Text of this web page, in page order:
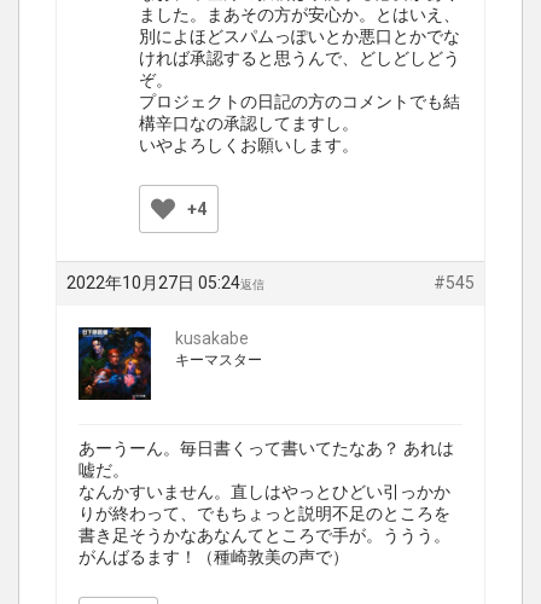
ました。まあその方が安心か。とはいえ、
別によほどスパムっぽいとか悪口とかでな
ければ承認すると思うんで、どしどしどう
ぞ。
プロジェクトの日記の方のコメントでも結
構辛口なの承認してますし。
いやよろしくお願いします。
+4
2022年10月27日 05:24 #545
返信
kusakabe
キーマスター
あーうーん。毎日書くって書いてたなあ？ あれは
嘘だ。
なんかすいません。直しはやっとひどい引っかか
りが終わって、でもちょっと説明不足のところを
書き足そうかなあなんてところで手が。ううう。
がんばるます！（種崎敦美の声で）